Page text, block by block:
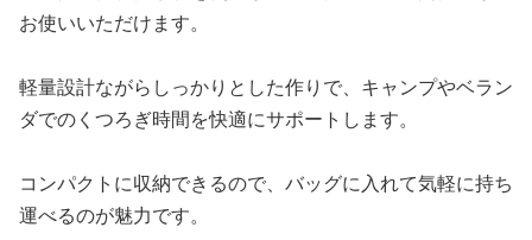
お使いいただけます。
軽量設計ながらしっかりとした作りで、キャンプやベラン
ダでのくつろぎ時間を快適にサポートします。
コンパクトに収納できるので、バッグに入れて気軽に持ち
運べるのが魅力です。